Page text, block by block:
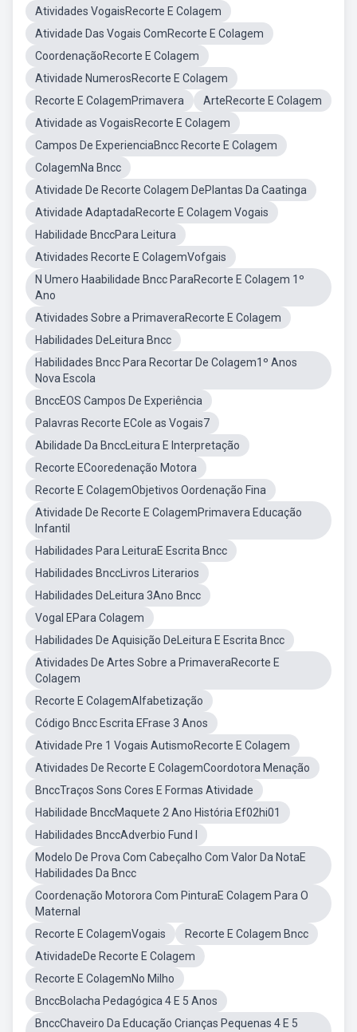
Atividades VogaisRecorte E Colagem
Atividade Das Vogais ComRecorte E Colagem
CoordenaçãoRecorte E Colagem
Atividade NumerosRecorte E Colagem
Recorte E ColagemPrimavera
ArteRecorte E Colagem
Atividade as VogaisRecorte E Colagem
Campos De ExperienciaBncc Recorte E Colagem
ColagemNa Bncc
Atividade De Recorte Colagem DePlantas Da Caatinga
Atividade AdaptadaRecorte E Colagem Vogais
Habilidade BnccPara Leitura
Atividades Recorte E ColagemVofgais
N Umero Haabilidade Bncc ParaRecorte E Colagem 1º
Ano
Atividades Sobre a PrimaveraRecorte E Colagem
Habilidades DeLeitura Bncc
Habilidades Bncc Para Recortar De Colagem1º Anos
Nova Escola
BnccEOS Campos De Experiência
Palavras Recorte ECole as Vogais7
Abilidade Da BnccLeitura E Interpretação
Recorte ECooredenação Motora
Recorte E ColagemObjetivos Oordenação Fina
Atividade De Recorte E ColagemPrimavera Educação
Infantil
Habilidades Para LeituraE Escrita Bncc
Habilidades BnccLivros Literarios
Habilidades DeLeitura 3Ano Bncc
Vogal EPara Colagem
Habilidades De Aquisição DeLeitura E Escrita Bncc
Atividades De Artes Sobre a PrimaveraRecorte E
Colagem
Recorte E ColagemAlfabetização
Código Bncc Escrita EFrase 3 Anos
Atividade Pre 1 Vogais AutismoRecorte E Colagem
Atividades De Recorte E ColagemCoordotora Menação
BnccTraços Sons Cores E Formas Atividade
Habilidade BnccMaquete 2 Ano História Ef02hi01
Habilidades BnccAdverbio Fund I
Modelo De Prova Com Cabeçalho Com Valor Da NotaE
Habilidades Da Bncc
Coordenação Motorora Com PinturaE Colagem Para O
Maternal
Recorte E ColagemVogais
Recorte E Colagem Bncc
AtividadeDe Recorte E Colagem
Recorte E ColagemNo Milho
BnccBolacha Pedagógica 4 E 5 Anos
BnccChaveiro Da Educação Crianças Pequenas 4 E 5